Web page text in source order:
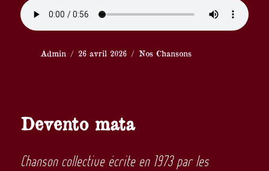
Auteur
Admin
Publié
26 avril 2026 Catégories
Nos Chansons
Devento mata
Chanson collective écrite en 1973 par les